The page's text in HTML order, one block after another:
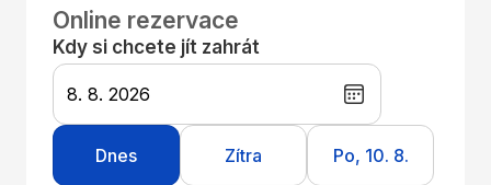
Online rezervace
Kdy si chcete jít zahrát
8. 8. 2026
Dnes Zítra
Po, 10. 8.